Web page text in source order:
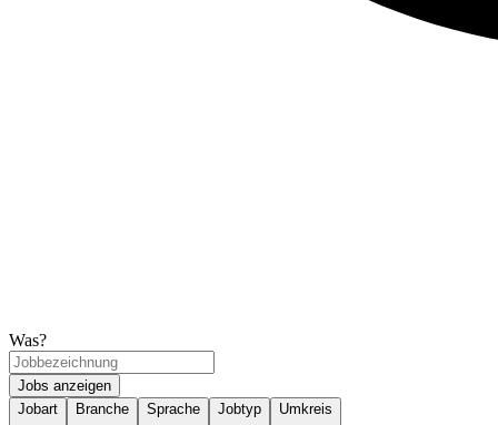
Was?
Jobs anzeigen
Jobart
Branche Sprache Jobtyp Umkreis